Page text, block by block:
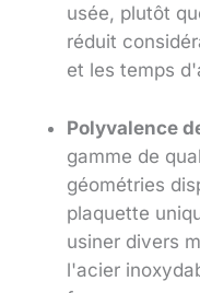
usée, plutôt
réduit
et les temps
Polyvalence
gamme de
géométries
plaquette
usiner divers
l'acier